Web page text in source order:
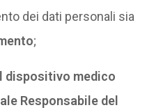
dei dati personali sia
;
dispositivo medico
Responsabile del